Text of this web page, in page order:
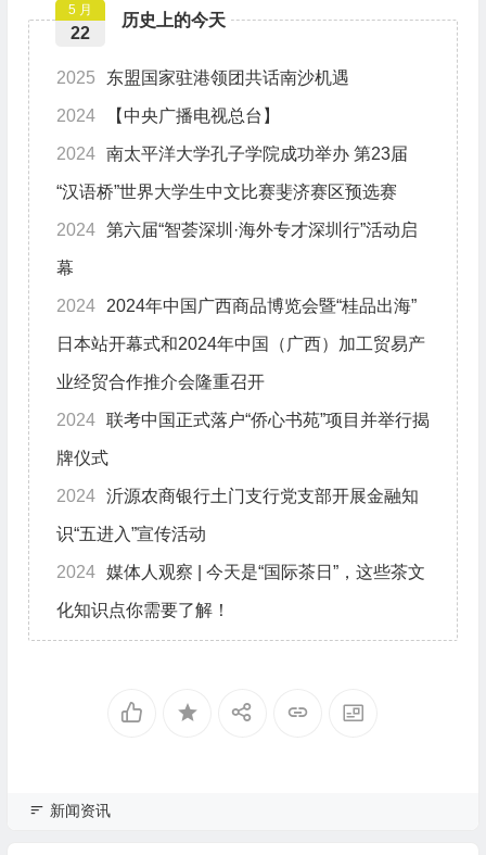
历史上的今天
5 月
22
2025 东盟国家驻港领团共话南沙机遇
2024 【中央广播电视总台】
2024 南太平洋大学孔子学院成功举办 第23届
“汉语桥”世界大学生中文比赛斐济赛区预选赛
2024 第六届“智荟深圳·海外专才深圳行”活动启
幕
2024 2024年中国广西商品博览会暨“桂品出海”
日本站开幕式和2024年中国（广西）加工贸易产
业经贸合作推介会隆重召开
2024 联考中国正式落户“侨心书苑”项目并举行揭
牌仪式
2024 沂源农商银行土门支行党支部开展金融知
识“五进入”宣传活动
2024 媒体人观察 | 今天是“国际茶日”，这些茶文
化知识点你需要了解！
新闻资讯